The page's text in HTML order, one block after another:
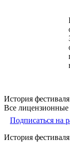
История фестиваля
Все лицензионные
Подписаться на
История